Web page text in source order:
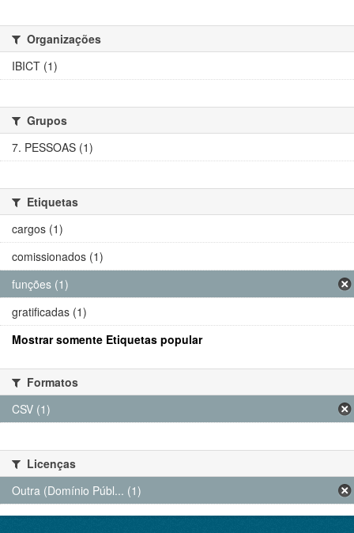
Organizações
IBICT (1)
Grupos
7. PESSOAS (1)
Etiquetas
cargos (1)
comissionados (1)
funções (1)
gratificadas (1)
Mostrar somente Etiquetas popular
Formatos
CSV (1)
Licenças
Outra (Domínio Públ... (1)